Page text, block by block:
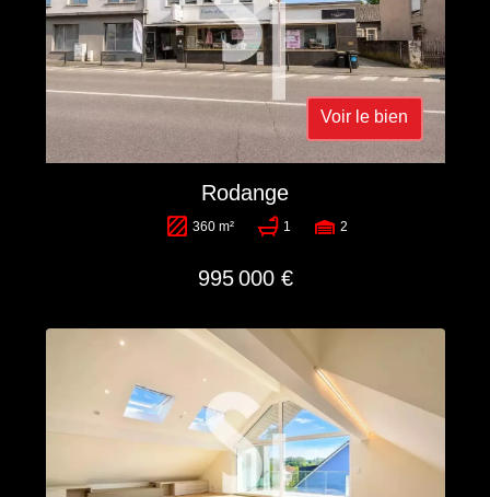
Voir le bien
Rodange
360 m² 1 2
995 000 €